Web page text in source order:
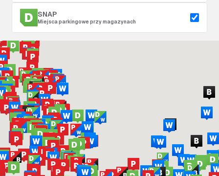
SNAP
Miejsca parkingowe przy magazynach